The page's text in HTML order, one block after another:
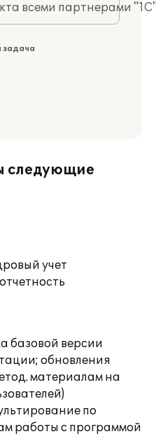
всеми партнерами
задача
следующие
учет
базовой версии
обновления
материалам на
по
работы с программой